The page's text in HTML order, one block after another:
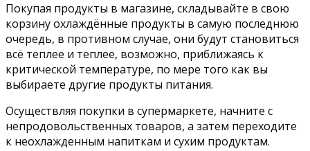
Покупая продукты в магазине, складывайте в свою
корзину охлаждённые продукты в самую последнюю
очередь, в противном случае, они будут становиться
всё теплее и теплее, возможно, приближаясь к
критической температуре, по мере того как вы
выбираете другие продукты питания.
Осуществляя покупки в супермаркете, начните с
непродовольственных товаров, а затем переходите
к неохлажденным напиткам и сухим продуктам.